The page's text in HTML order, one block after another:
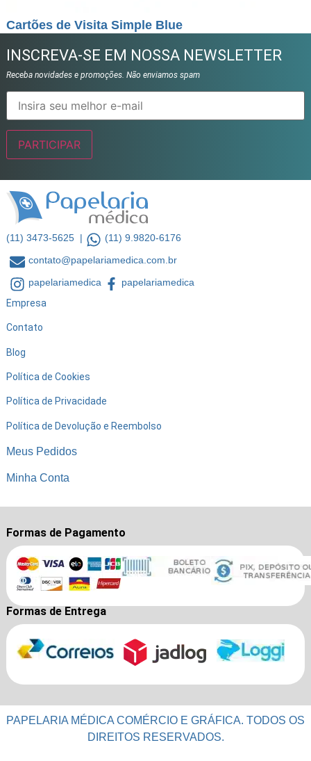
Cartões de Visita Simple Blue
INSCREVA-SE EM NOSSA NEWSLETTER
Receba novidades e promoções. Não enviamos spam
(11) 3473-5625 |
(11) 9.9820-6176
contato@papelariamedica.com.br
papelariamedica
papelariamedica
Empresa
Contato
Blog
Política de Cookies
Política de Privacidade
Política de Devolução e Reembolso
Meus Pedidos
Minha Conta
Formas de Pagamento
Formas de Entrega
PAPELARIA MÉDICA COMÉRCIO E GRÁFICA. TODOS OS
DIREITOS RESERVADOS.